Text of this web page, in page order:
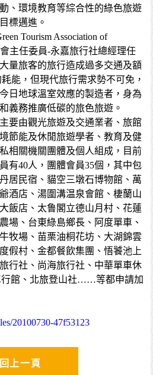
、環境教育等綜合性的綠色旅遊
標邁進。
Tourism Association of
主任委員-永嘉旅行社總經理任
量旅客的旅行造成過多交通及額
能，但現代旅行需求勢不可免，
日地球溫室效應的製造者，身為
義務推廣低碳的旅色旅遊。
要由觀光旅遊及交通業者、旅館
節能及休閒旅遊學者、教育及健
相關機關團體及個人組成，目前
有40人，團體會員35個，其中包
居民宿、貓空三墩石博物館、萬
酒店、湯圍溝温泉會館、棲蘭山
飯店、太鲁閣立德山月村、花蓮
場、台東綠島鄉長、阿度單車、
牧場、苗栗油桐花坊、大湖錦雲
假村、金都餐飲集團、悟饕池上
行社、尚海旅行社、中華單車休
行館、北旅登山社……等都申請加
20100730-47f53123
回上一頁